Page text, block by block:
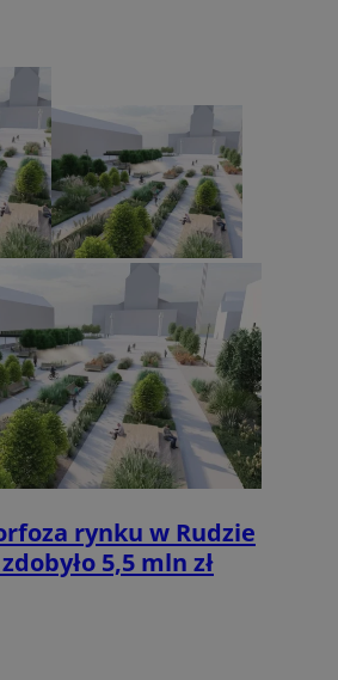
rynku w Rudzie
5,5 mln zł